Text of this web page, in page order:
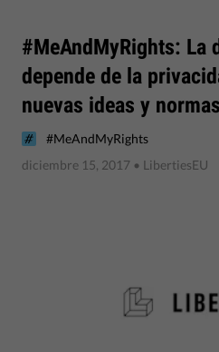
#MeAndMyRights: La
depende de la
nuevas ideas y normas
#MeAndMyRights
diciembre 15, 2017 • LibertiesEU